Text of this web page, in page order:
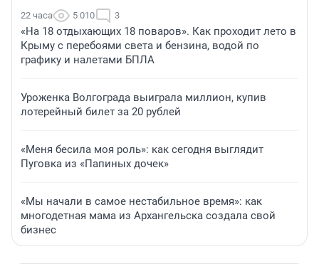
22 часа 5 010 3
«На 18 отдыхающих 18 поваров». Как проходит лето в
Крыму с перебоями света и бензина, водой по
графику и налетами БПЛА
Уроженка Волгограда выиграла миллион, купив
лотерейный билет за 20 рублей
«Меня бесила моя роль»: как сегодня выглядит
Пуговка из «Папиных дочек»
«Мы начали в самое нестабильное время»: как
многодетная мама из Архангельска создала свой
бизнес